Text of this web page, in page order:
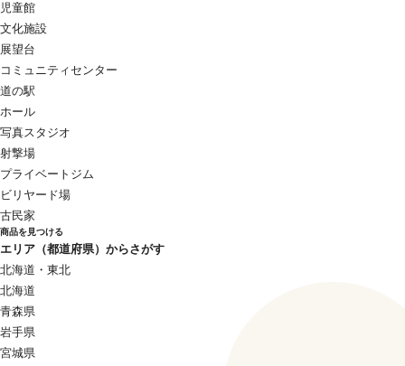
児童館
文化施設
展望台
コミュニティセンター
道の駅
ホール
写真スタジオ
射撃場
プライベートジム
ビリヤード場
古民家
商品を見つける
エリア（都道府県）からさがす
北海道・東北
北海道
青森県
岩手県
宮城県